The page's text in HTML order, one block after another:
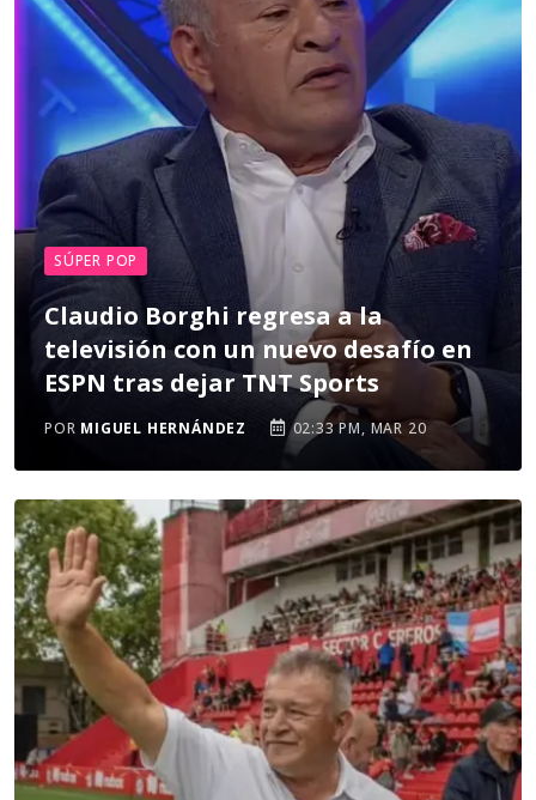
SÚPER POP
Claudio Borghi regresa a la
televisión con un nuevo desafío en
ESPN tras dejar TNT Sports
POR MIGUEL HERNÁNDEZ 02:33 PM, MAR 20